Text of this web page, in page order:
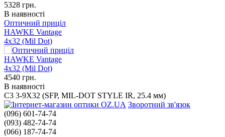
5328 грн.
В наявності
Оптичний приціл
HAWKE Vantage
4x32 (Mil Dot)
4540 грн.
В наявності
C3 3-9X32 (SFP, MIL-DOT STYLE IR, 25.4 мм)
Зворотний зв'язок
(096) 601-74-74
(093) 482-74-74
(066) 187-74-74